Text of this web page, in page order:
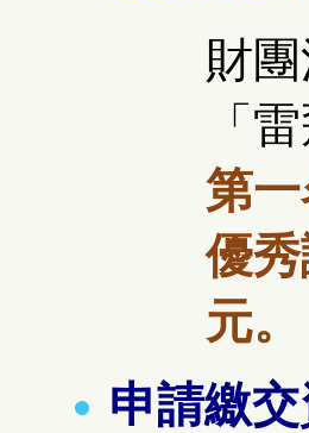
財
「
第
優
元。
申請繳交